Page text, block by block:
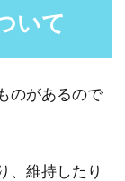
ハーンの石
いて
のがあるので
、維持したり